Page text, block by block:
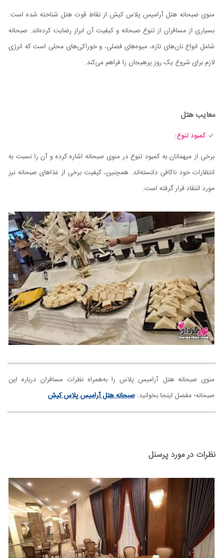
منوی صبحانه هتل آرامیس پلاس کیش از نقاط قوت هتل شناخته شده است.
بسیاری از مسافران از تنوع صبحانه و کیفیت آن ابراز رضایت کرده‌اند. صبحانه
شامل انواع نان‌های تازه، میوه‌های فصلی، و خوراکی‌های محلی است که انرژی
لازم برای شروع یک روز پرهیجان را فراهم می‌کند.
معایب هتل
کمبود تنوع:
برخی از میهمانان به کمبود تنوع در منوی صبحانه اشاره کرده و آن را نسبت به
انتظارات خود ناکافی دانسته‌اند. همچنین، کیفیت برخی از غذاهای صبحانه نیز
مورد انتقاد قرار گرفته است.
منوی صبحانه هتل آرامیس پلاس را به‌همراه نظرات مسافران درباره این
صبحانه؛ مفصل اینجا بخوانید:صبحانه هتل آرامیس پلاس کیش
نظرات در مورد پرسنل